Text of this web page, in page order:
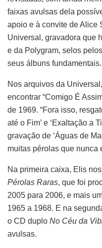
faixas avulsas dela
apoio e à convite de Alice
Universal, gravadora que
e da Polygram, selos
seus álbuns fundamentais.
Nos arquivos da
encontrar “Comigo É
de 1969. “Fora isso,
até o Fim’ e ‘Exaltação a
gravação de ‘Águas de
muitas pérolas que nunca
Na primeira caixa, Elis
Pérolas Raras, que foi
2005 para 2006, e mais
1965 a 1968. E na
o CD duplo No Céu da
avulsas.